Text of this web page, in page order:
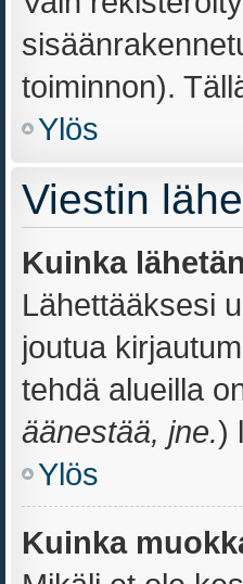
toiminnon).
Ylös
Viestin
Kuinka
Lähettääksesi
joutua
tehdä alueilla
äänestää, jne.)
Ylös
Kuinka